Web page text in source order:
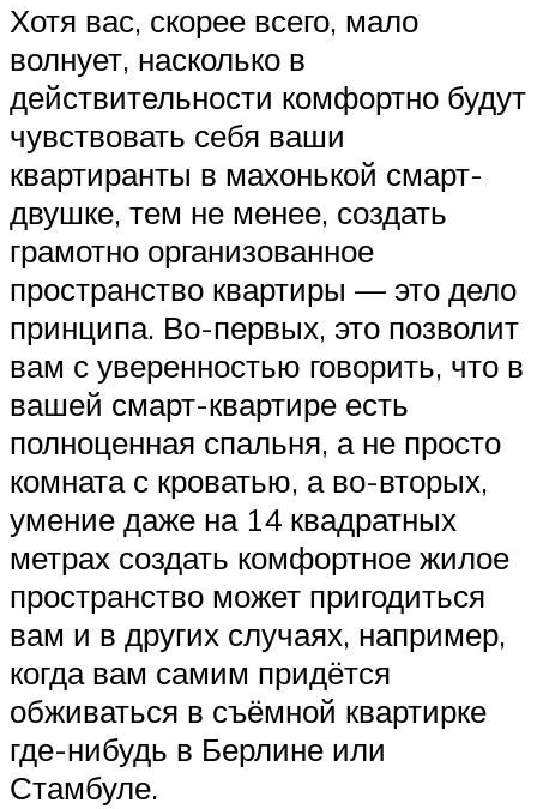
Хотя вас, скорее всего, мало
волнует, насколько в
действительности комфортно будут
чувствовать себя ваши
квартиранты в махонькой смарт-
двушке, тем не менее, создать
грамотно организованное
пространство квартиры — это дело
принципа. Во-первых, это позволит
вам с уверенностью говорить, что в
вашей смарт-квартире есть
полноценная спальня, а не просто
комната с кроватью, а во-вторых,
умение даже на 14 квадратных
метрах создать комфортное жилое
пространство может пригодиться
вам и в других случаях, например,
когда вам самим придётся
обживаться в съёмной квартирке
где-нибудь в Берлине или
Стамбуле.